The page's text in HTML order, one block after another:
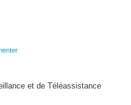
et de Téléassistance